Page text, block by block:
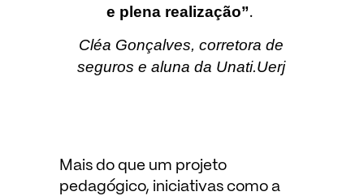
e plena realização”.
Cléa Gonçalves, corretora de
seguros e aluna da Unati.Uerj
Mais do que um projeto
pedagógico, iniciativas como a